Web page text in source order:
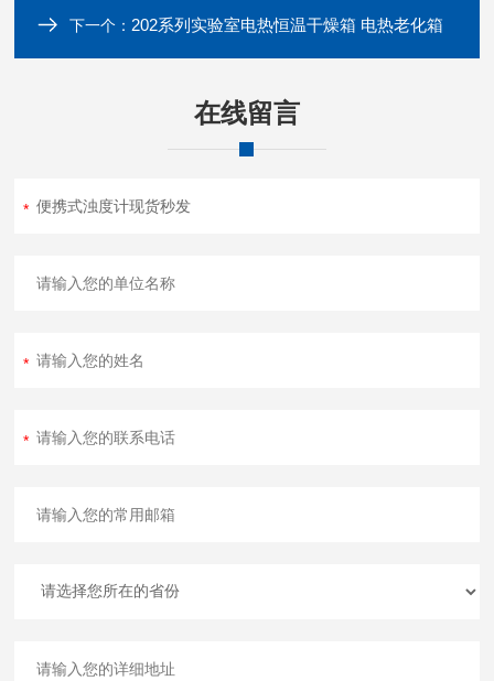
下一个：202系列实验室电热恒温干燥箱 电热老化箱
在线留言